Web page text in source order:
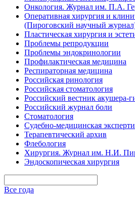
Онкология. Журнал им. П.А.
Оперативная хирургия и
(Пироговский научный
Пластическая хирургия и
Проблемы репродукции
Проблемы эндокринологии
Профилактическая медицина
Респираторная медицина
Российская ринология
Российская стоматология
Российский вестник акушера-
Российский журнал боли
Стоматология
Судебно-медицинская
Терапевтический архив
Флебология
Хирургия. Журнал им. Н.И.
Эндоскопическая хирургия
Все года